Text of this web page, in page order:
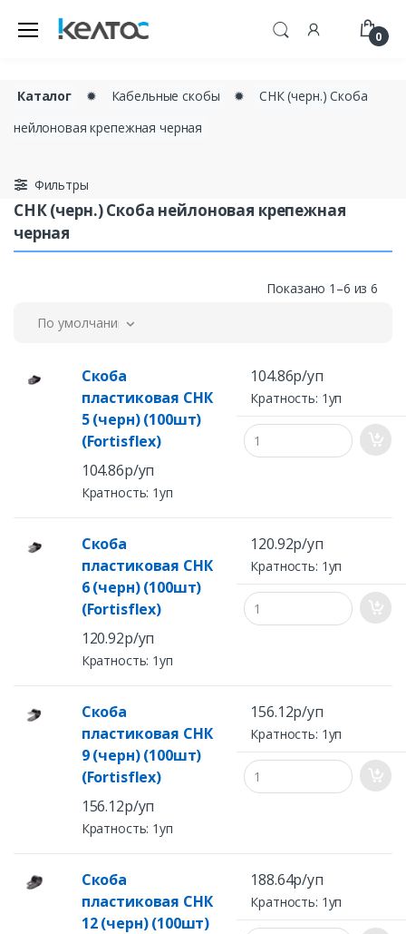
0
Каталог ✹ Кабельные скобы ✹
СНК (черн.) Скоба
нейлоновая крепежная черная
Фильтры
СНК (черн.) Скоба нейлоновая крепежная
черная
Показано 1–6 из 6
По умолчанию
Скоба
пластиковая СНК
5 (черн) (100шт)
(Fortisflex)
104.86р/уп
Кратность: 1уп
104.86р/уп
Кратность: 1уп
Скоба
пластиковая СНК
6 (черн) (100шт)
(Fortisflex)
120.92р/уп
Кратность: 1уп
120.92р/уп
Кратность: 1уп
Скоба
пластиковая СНК
9 (черн) (100шт)
(Fortisflex)
156.12р/уп
Кратность: 1уп
156.12р/уп
Кратность: 1уп
Скоба
пластиковая СНК
12 (черн) (100шт)
188.64р/уп
Кратность: 1уп